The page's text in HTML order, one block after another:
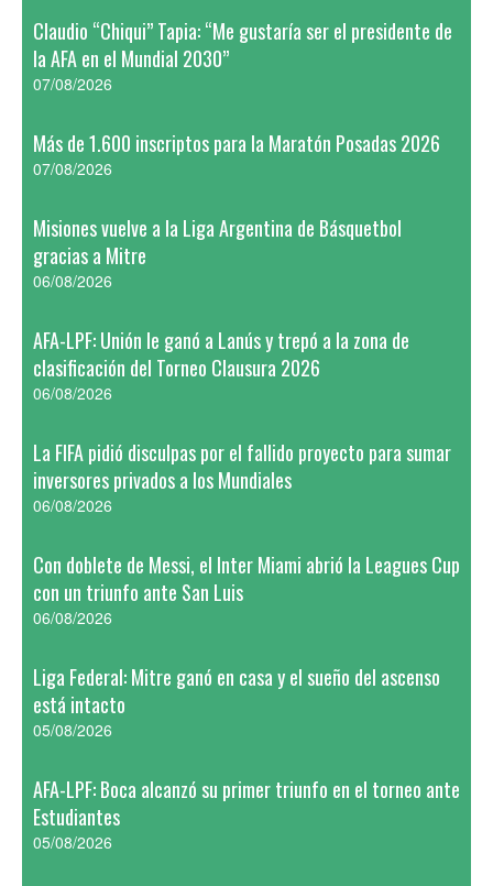
Claudio “Chiqui” Tapia: “Me gustaría ser el presidente de
la AFA en el Mundial 2030”
07/08/2026
Más de 1.600 inscriptos para la Maratón Posadas 2026
07/08/2026
Misiones vuelve a la Liga Argentina de Básquetbol
gracias a Mitre
06/08/2026
AFA-LPF: Unión le ganó a Lanús y trepó a la zona de
clasificación del Torneo Clausura 2026
06/08/2026
La FIFA pidió disculpas por el fallido proyecto para sumar
inversores privados a los Mundiales
06/08/2026
Con doblete de Messi, el Inter Miami abrió la Leagues Cup
con un triunfo ante San Luis
06/08/2026
Liga Federal: Mitre ganó en casa y el sueño del ascenso
está intacto
05/08/2026
AFA-LPF: Boca alcanzó su primer triunfo en el torneo ante
Estudiantes
05/08/2026